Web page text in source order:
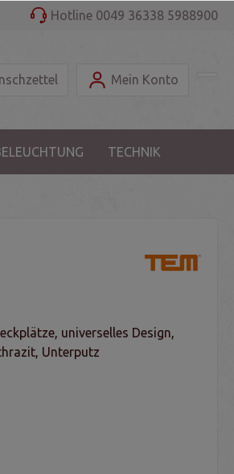
Hotline 0049 36338 5988900
Mein Konto
TECHNIK
universelles Design,
Unterputz